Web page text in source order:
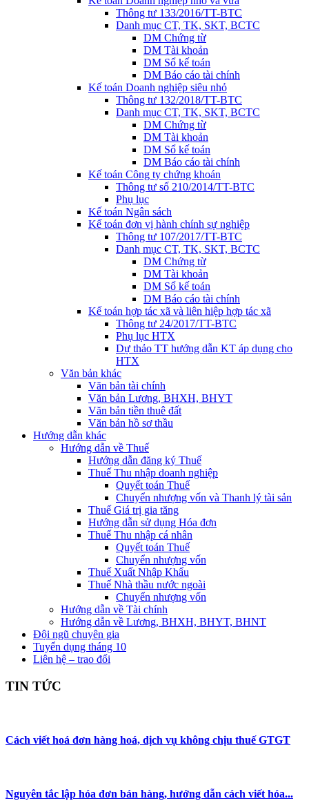
Thông tư 133/2016/TT-BTC
Danh mục CT, TK, SKT, BCTC
DM Chứng từ
DM Tài khoản
DM Sổ kế toán
DM Báo cáo tài chính
Kế toán Doanh nghiệp siêu nhỏ
Thông tư 132/2018/TT-BTC
Danh mục CT, TK, SKT, BCTC
DM Chứng từ
DM Tài khoản
DM Sổ kế toán
DM Báo cáo tài chính
Kế toán Công ty chứng khoán
Thông tư số 210/2014/TT-BTC
Phụ lục
Kế toán Ngân sách
Kế toán đơn vị hành chính sự nghiệp
Thông tư 107/2017/TT-BTC
Danh mục CT, TK, SKT, BCTC
DM Chứng từ
DM Tài khoản
DM Sổ kế toán
DM Báo cáo tài chính
Kế toán hợp tác xã và liên hiệp hợp tác xã
Thông tư 24/2017/TT-BTC
Phụ lục HTX
Dự thảo TT hướng dẫn KT áp dụng cho
HTX
Văn bản khác
Văn bản tài chính
Văn bản Lương, BHXH, BHYT
Văn bản tiền thuê đất
Văn bản hồ sơ thầu
Hướng dẫn khác
Hướng dẫn về Thuế
Hướng dẫn đăng ký Thuế
Thuế Thu nhập doanh nghiệp
Quyết toán Thuế
Chuyển nhượng vốn và Thanh lý tài sản
Thuế Giá trị gia tăng
Hướng dẫn sử dụng Hóa đơn
Thuế Thu nhập cá nhân
Quyết toán Thuế
Chuyển nhượng vốn
Thuế Xuất Nhập Khẩu
Thuế Nhà thầu nước ngoài
Chuyển nhượng vốn
Hướng dẫn về Tài chính
Hướng dẫn về Lương, BHXH, BHYT, BHNT
Đội ngũ chuyên gia
Tuyển dụng tháng 10
Liên hệ – trao đổi
TIN TỨC
Cách viết hoá đơn hàng hoá, dịch vụ không chịu thuế GTGT
Nguyên tắc lập hóa đơn bán hàng, hướng dẫn cách viết hóa...